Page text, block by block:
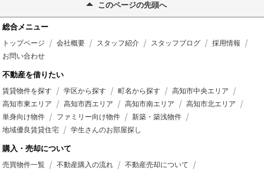
このページの先頭へ
総合メニュー
トップページ 会社概要 スタッフ紹介 スタッフブログ
採用情報
お問い合わせ
不動産を借りたい
賃貸物件を探す 学区から探す 町名から探す
高知市中央エリア
高知市東エリア
高知市西エリア 高知市南エリア
高知市北エリア
単身向け物件
ファミリー向け物件
新築・築浅物件
地域優良賃貸住宅
学生さんのお部屋探し
購入・売却について
売買物件一覧 不動産購入の流れ
不動産売却について